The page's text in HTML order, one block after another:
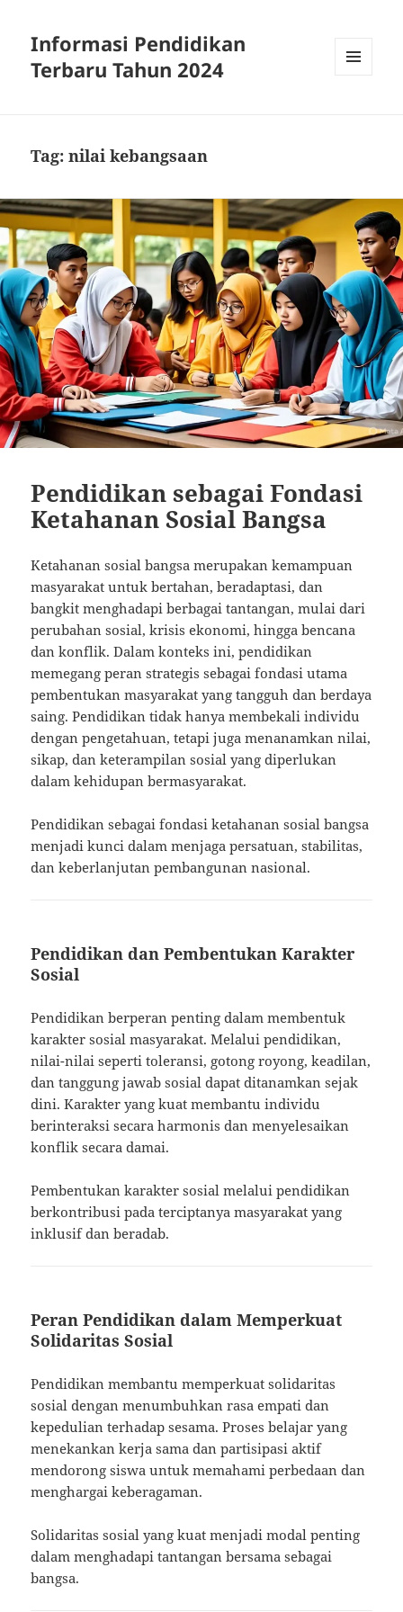
Informasi Pendidikan
Terbaru Tahun 2024
Tag:nilai kebangsaan
Pendidikan sebagai Fondasi
Ketahanan Sosial Bangsa
Ketahanan sosial bangsa merupakan kemampuan
masyarakat untuk bertahan, beradaptasi, dan
bangkit menghadapi berbagai tantangan, mulai dari
perubahan sosial, krisis ekonomi, hingga bencana
dan konflik. Dalam konteks ini, pendidikan
memegang peran strategis sebagai fondasi utama
pembentukan masyarakat yang tangguh dan berdaya
saing. Pendidikan tidak hanya membekali individu
dengan pengetahuan, tetapi juga menanamkan nilai,
sikap, dan keterampilan sosial yang diperlukan
dalam kehidupan bermasyarakat.
Pendidikan sebagai fondasi ketahanan sosial bangsa
menjadi kunci dalam menjaga persatuan, stabilitas,
dan keberlanjutan pembangunan nasional.
Pendidikan dan Pembentukan Karakter
Sosial
Pendidikan berperan penting dalam membentuk
karakter sosial masyarakat. Melalui pendidikan,
nilai-nilai seperti toleransi, gotong royong, keadilan,
dan tanggung jawab sosial dapat ditanamkan sejak
dini. Karakter yang kuat membantu individu
berinteraksi secara harmonis dan menyelesaikan
konflik secara damai.
Pembentukan karakter sosial melalui pendidikan
berkontribusi pada terciptanya masyarakat yang
inklusif dan beradab.
Peran Pendidikan dalam Memperkuat
Solidaritas Sosial
Pendidikan membantu memperkuat solidaritas
sosial dengan menumbuhkan rasa empati dan
kepedulian terhadap sesama. Proses belajar yang
menekankan kerja sama dan partisipasi aktif
mendorong siswa untuk memahami perbedaan dan
menghargai keberagaman.
Solidaritas sosial yang kuat menjadi modal penting
dalam menghadapi tantangan bersama sebagai
bangsa.